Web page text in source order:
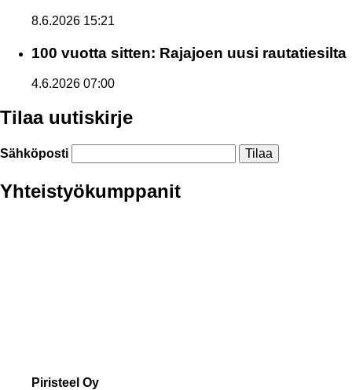
8.6.2026 15:21
100 vuotta sitten: Rajajoen uusi rautatiesilta
4.6.2026 07:00
Tilaa uutiskirje
Sähköposti
Yhteistyökumppanit
Piristeel Oy